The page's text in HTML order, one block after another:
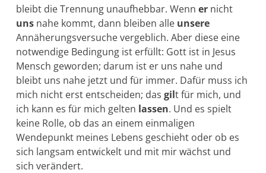
bleibt die Trennung unaufhebbar. Wenner nicht
uns nahe kommt, dann bleiben alle unsere
Annäherungsversu­che vergeblich. Aber diese eine
notwendige Bedingung ist erfüllt: Gott ist in Jesus
Mensch ge­worden; darum ist er uns nahe und
bleibt uns nahe jetzt und für im­mer. Dafür muss ich
mich nicht erst ent­scheiden; dasgilt für mich, und
ich kann es für mich gelten lassen. Und es spielt
keine Rolle, ob das an einem einmaligen
Wendepunkt meines Lebens ge­schieht oder ob es
sich langsam entwickelt und mit mir wächst und
sich verändert.